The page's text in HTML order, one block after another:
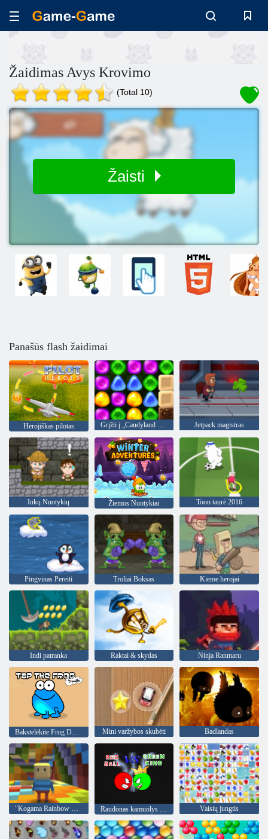
Žaidimas Avys Krovimo
(Total 10)
Žaisti
Panašūs flash žaidimai
Herojiškas pilotas Grįžti į „Candyland 4“: „Lollipop“ sodas Jetpack magistras
Inkų Nuotykių Žiemos Nuotykiai Toon taurė 2016
Pingvinas Pereiti Troliai Boksas Kieme herojai
Indi patranka Raktai & skydas Ninja Ranmaru
Bakstelėkite Frog Doodle Mini varžybos skubėti Badlandas
"Kogama Rainbow Parkour" Raudonas kamuolys prieš žaliąjį karalių Vaisių jungtis